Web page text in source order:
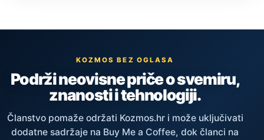
KOZMOS BEZ OGLASA
Podrži neovisne priče o svemiru,
znanosti i tehnologiji.
Članstvo pomaže održati Kozmos.hr i može uključivati
dodatne sadržaje na Buy Me a Coffee, dok članci na